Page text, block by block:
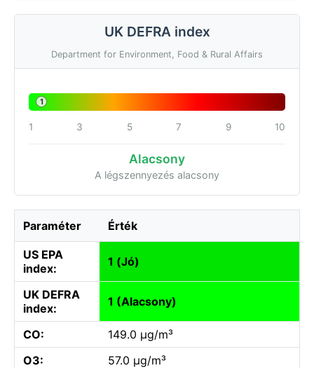
UK DEFRA index
Department for Environment, Food & Rural Affairs
1
1 3 5 7 9 10
Alacsony
A légszennyezés alacsony
Paraméter Érték
US EPA
index:
1 (Jó)
UK DEFRA
index:
1 (Alacsony)
CO:
149.0 µg/m³
O3:
57.0 µg/m³